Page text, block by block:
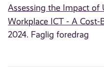
Assessing the Impact of
Workplace ICT - A Cost-
2024. Faglig foredrag